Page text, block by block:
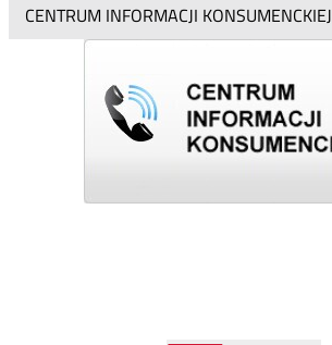
CENTRUM INFORMACJI KONSUMENCKIEJ